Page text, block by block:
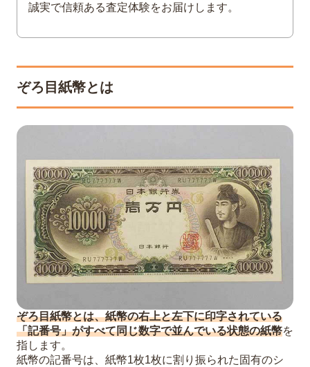
誠実で信頼ある査定体験をお届けします。
ぞろ目紙幣とは
ぞろ目紙幣とは、紙幣の右上と左下に印字されている
「記番号」がすべて同じ数字で並んでいる状態の紙幣を
指します。
紙幣の記番号は、紙幣1枚1枚に割り振られた固有のシ